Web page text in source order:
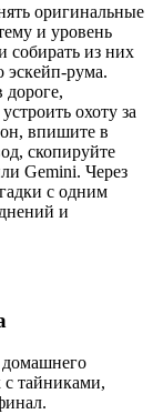
оригинальные
и уровень
из них
эскейп-рума.
дороге,
охоту за
впишите в
скопируйте
Gemini. Через
с одним
и
домашнего
с тайниками,